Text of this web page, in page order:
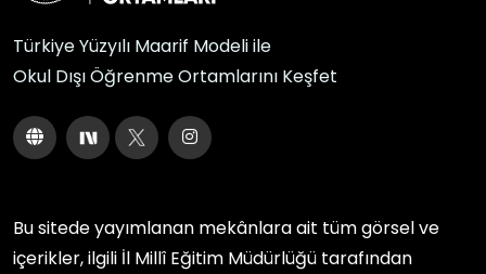
Türkiye Yüzyılı Maarif Modeli ile
Okul Dışı Öğrenme Ortamlarını Keşfet
Bu sitede yayımlanan mekânlara ait tüm görsel ve
içerikler, ilgili İl Millî Eğitim Müdürlüğü tarafından